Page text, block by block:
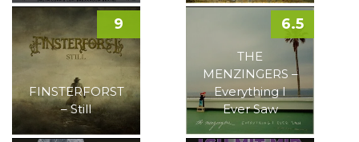
FINSTERFORST
– Still
9
THE
MENZINGERS –
Everything I
Ever Saw
6.5